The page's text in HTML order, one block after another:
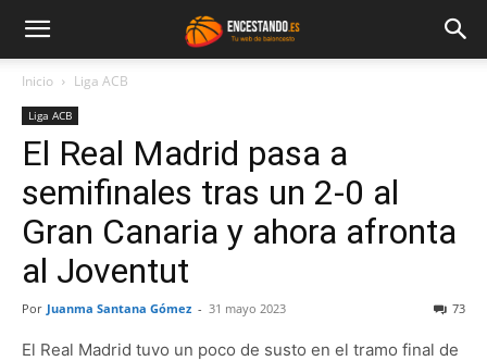
Inicio Liga ACB
Liga ACB
El Real Madrid pasa a
semifinales tras un 2-0 al
Gran Canaria y ahora afronta
al Joventut
Por Juanma Santana Gómez - 31 mayo 2023 73
El Real Madrid tuvo un poco de susto en el tramo final de